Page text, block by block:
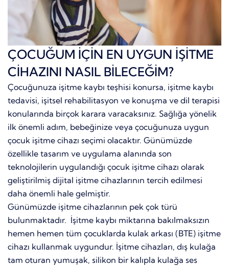
ÇOCUĞUM İÇİN EN UYGUN İŞİTME
CİHAZINI NASIL BİLECEĞİM?
Çocuğunuza işitme kaybı teşhisi konursa, işitme kaybı
tedavisi, işitsel rehabilitasyon ve konuşma ve dil terapisi
konularında birçok karara varacaksınız. Sağlığa yönelik
ilk önemli adım, bebeğinize veya çocuğunuza uygun
çocuk işitme cihazı seçimi olacaktır. Günümüzde
özellikle tasarım ve uygulama alanında son
teknolojilerin uygulandığı çocuk işitme cihazı olarak
geliştirilmiş dijital işitme cihazlarının tercih edilmesi
daha önemli hale gelmiştir.
Günümüzde işitme cihazlarının pek çok türü
bulunmaktadır. İşitme kaybı miktarına bakılmaksızın
hemen hemen tüm çocuklarda kulak arkası (BTE) işitme
cihazı kullanmak uygundur. İşitme cihazları, dış kulağa
tam oturan yumuşak, silikon bir kalıpla kulağa ses